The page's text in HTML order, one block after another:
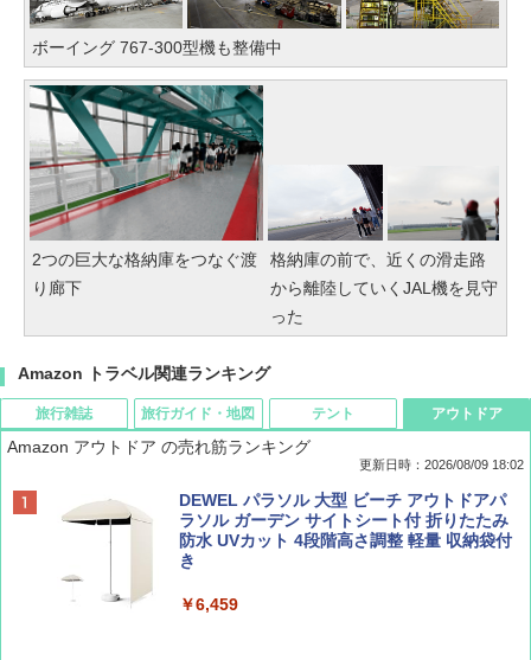
ボーイング 767-300型機も整備中
2つの巨大な格納庫をつなぐ渡
り廊下
格納庫の前で、近くの滑走路
から離陸していくJAL機を見守
った
Amazon トラベル関連ランキング
旅行雑誌
BE-PAL(ビ-パル) 2026年 9 月号【特別付録:
SOTO ミニマル"旅"財布 ランダム2種】
￥1,500
旅行ガイド・地図
地球の歩き方 スター・ウォーズ
￥2,695
テント
[キャンパーズコレクション 山善] ポップアッ
プテント 傘みたいに広げて畳める パッとサ
ッとサンシェード キューブ フルクローズ メ
ッシュ 簡単設置 ワンタッチテント キャンプ
アウトドア
Amazon アウトドア の売れ筋ランキング
更新日時：2026/08/09 18:02
DEWEL パラソル 大型 ビーチ アウトドアパ
ラソル ガーデン サイトシート付 折りたたみ
防水 UVカット 4段階高さ調整 軽量 収納袋付
き
￥6,459